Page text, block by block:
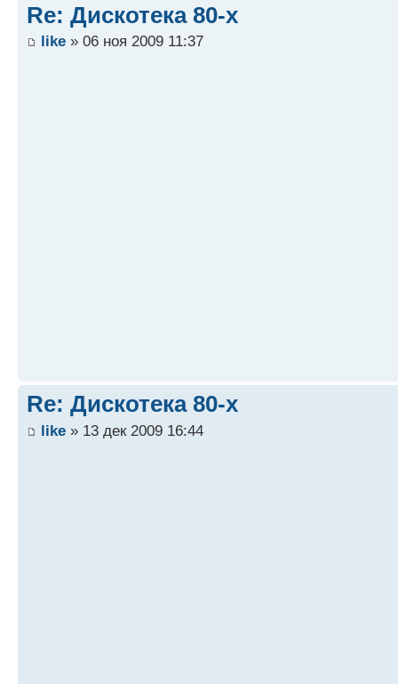
Re: Дискотека 80-х
like » 06 ноя 2009 11:37
Re: Дискотека 80-х
like » 13 дек 2009 16:44